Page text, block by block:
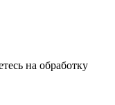
на обработку